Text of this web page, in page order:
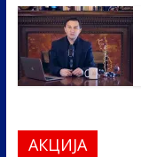
АКЦИЈА